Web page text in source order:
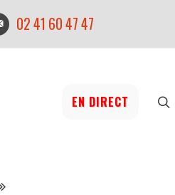
02 41 60 47 47
EN DIRECT